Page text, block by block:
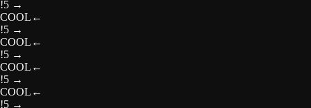
!5 →
COOL ←
!5 →
COOL ←
!5 →
COOL ←
!5 →
COOL ←
!5 →